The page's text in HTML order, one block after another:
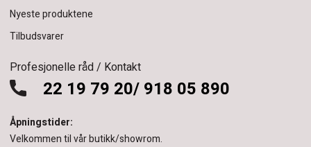
Nyeste produktene
Tilbudsvarer
Profesjonelle råd / Kontakt
22 19 79 20/ 918 05 890
Åpningstider:
Velkommen til vår butikk/showrom.